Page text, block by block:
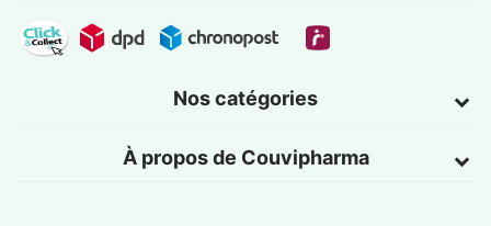
Nos catégories
À propos de Couvipharma